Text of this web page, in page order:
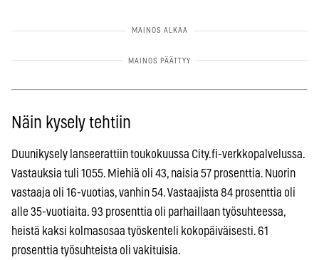
Näin kysely tehtiin
Duunikysely lanseerattiin toukokuussa City.fi-verkkopalvelussa.
Vastauksia tuli 1055. Miehiä oli 43, naisia 57 prosenttia. Nuorin
vastaaja oli 16-vuotias, vanhin 54. Vastaajista 84 prosenttia oli
alle 35-vuotiaita. 93 prosenttia oli parhaillaan työsuhteessa,
heistä kaksi kolmasosaa työskenteli kokopäiväisesti. 61
prosenttia työsuhteista oli vakituisia.